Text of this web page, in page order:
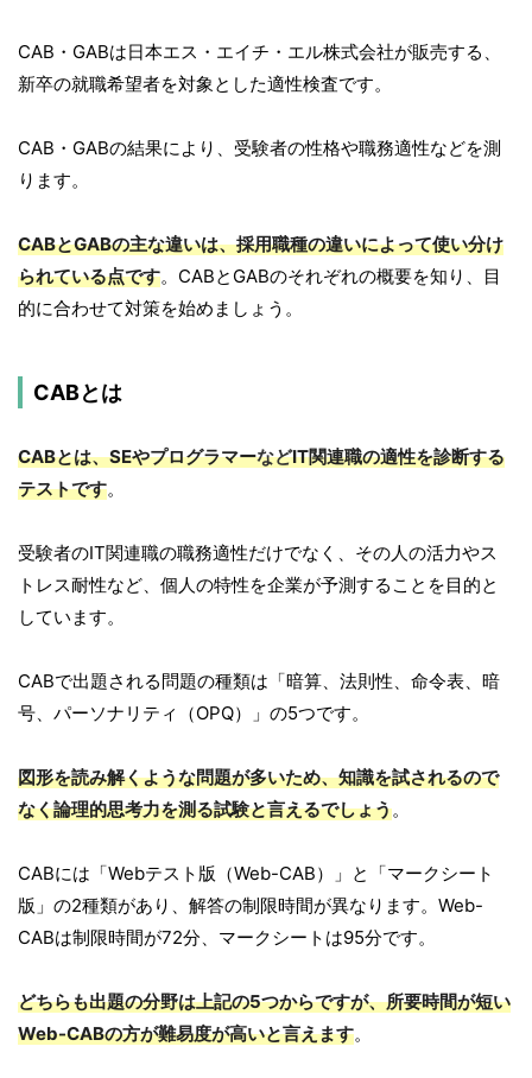
CAB・GABは日本エス・エイチ・エル株式会社が販売する、
新卒の就職希望者を対象とした適性検査です。
CAB・GABの結果により、受験者の性格や職務適性などを測
ります。
CABとGABの主な違いは、採用職種の違いによって使い分け
られている点です。CABとGABのそれぞれの概要を知り、目
的に合わせて対策を始めましょう。
CABとは
CABとは、SEやプログラマーなどIT関連職の適性を診断する
テストです。
受験者のIT関連職の職務適性だけでなく、その人の活力やス
トレス耐性など、個人の特性を企業が予測することを目的と
しています。
CABで出題される問題の種類は「暗算、法則性、命令表、暗
号、パーソナリティ（OPQ）」の5つです。
図形を読み解くような問題が多いため、知識を試されるので
なく論理的思考力を測る試験と言えるでしょう。
CABには「Webテスト版（Web-CAB）」と「マークシート
版」の2種類があり、解答の制限時間が異なります。Web-
CABは制限時間が72分、マークシートは95分です。
どちらも出題の分野は上記の5つからですが、所要時間が短い
Web-CABの方が難易度が高いと言えます。